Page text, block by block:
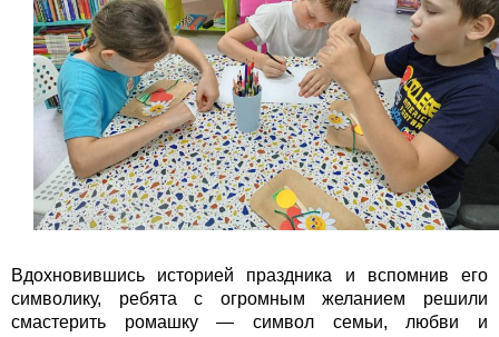
Вдохновившись историей праздника и вспомнив его
символику, ребята с огромным желанием решили
смастерить ромашку — символ семьи, любви и